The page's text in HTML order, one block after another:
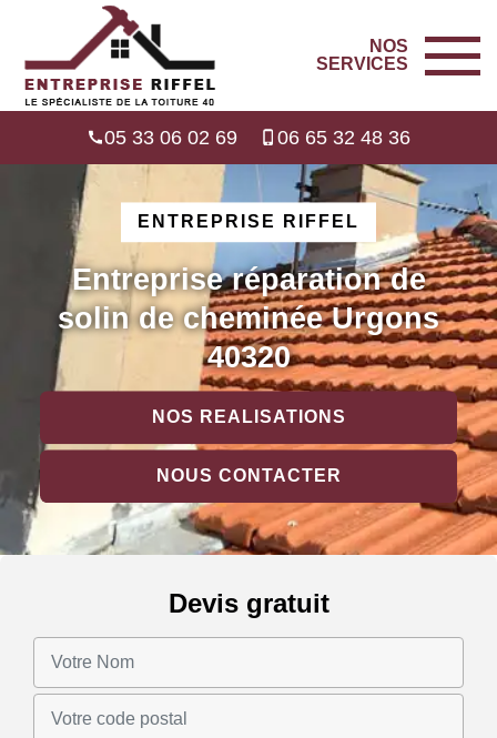
NOS
SERVICES
05 33 06 02 69 06 65 32 48 36
ENTREPRISE RIFFEL
Entreprise réparation de
solin de cheminée Urgons
40320
NOS REALISATIONS
NOUS CONTACTER
Devis gratuit